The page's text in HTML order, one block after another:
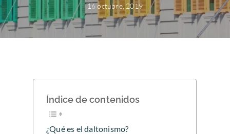
16 octubre, 2019
Índice de contenidos
¿Qué es el daltonismo?